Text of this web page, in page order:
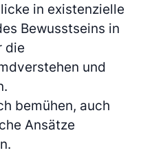
in existenzielle
Bewusstseins in
die
und
bemühen, auch
Ansätze